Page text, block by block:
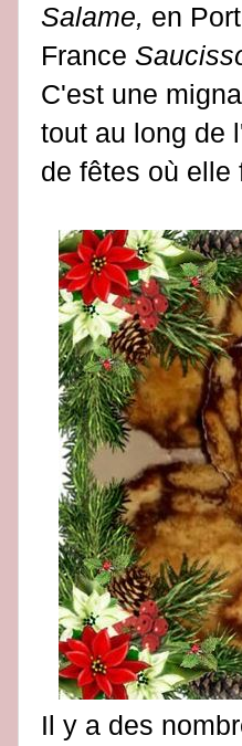
Salame, en
France
C'est une
tout au long de
de fêtes où elle
Il y a des